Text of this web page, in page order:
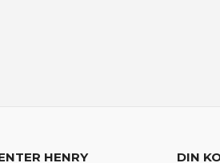
HENRY DIN